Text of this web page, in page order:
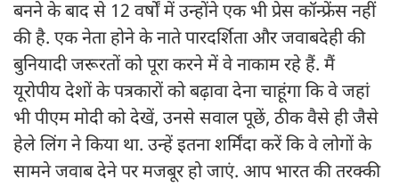
बनने के बाद से 12 वर्षों में उन्होंने एक भी प्रेस कॉन्फ्रेंस नहीं
की है. एक नेता होने के नाते पारदर्शिता और जवाबदेही की
बुनियादी जरूरतों को पूरा करने में वे नाकाम रहे हैं. मैं
यूरोपीय देशों के पत्रकारों को बढ़ावा देना चाहूंगा कि वे जहां
भी पीएम मोदी को देखें, उनसे सवाल पूछें, ठीक वैसे ही जैसे
हेले लिंग ने किया था. उन्हें इतना शर्मिंदा करें कि वे लोगों के
सामने जवाब देने पर मजबूर हो जाएं. आप भारत की तरक्की